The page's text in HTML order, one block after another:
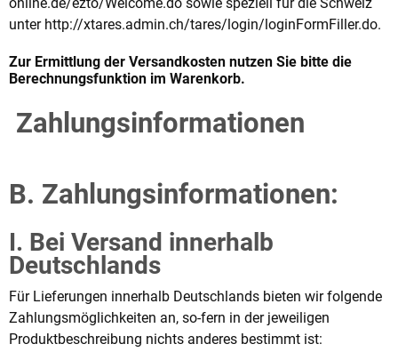
unter http://xtares.admin.ch/tares/login/loginFormFiller.do.
Zur Ermittlung der Versandkosten nutzen Sie bitte die
Berechnungsfunktion im Warenkorb.
Zahlungsinformationen
B. Zahlungsinformationen:
I. Bei Versand innerhalb
Deutschlands
Für Lieferungen innerhalb Deutschlands bieten wir folgende
Zahlungsmöglichkeiten an, so-fern in der jeweiligen
Produktbeschreibung nichts anderes bestimmt ist: